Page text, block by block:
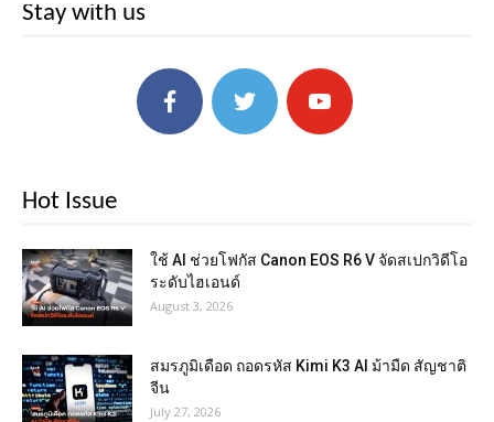
Stay with us
Hot Issue
ใช้ AI ช่วยโฟกัส Canon EOS R6 V จัดสเปกวิดีโอ
ระดับไฮเอนด์
August 3, 2026
สมรภูมิเดือด ถอดรหัส Kimi K3 AI ม้ามืด สัญชาติ
จีน
July 27, 2026